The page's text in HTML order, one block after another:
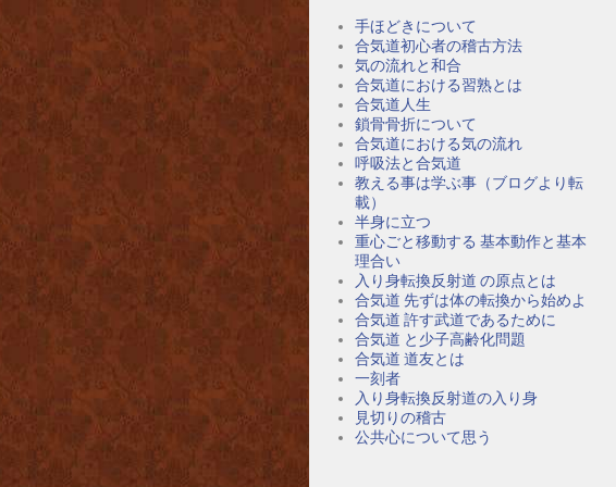
手ほどきについて
合気道初心者の稽古方法
気の流れと和合
合気道における習熟とは
合気道人生
鎖骨骨折について
合気道における気の流れ
呼吸法と合気道
教える事は学ぶ事（ブログより転
載）
半身に立つ
重心ごと移動する 基本動作と基本
理合い
入り身転換反射道 の原点とは
合気道 先ずは体の転換から始めよ
合気道 許す武道であるために
合気道 と少子高齢化問題
合気道 道友とは
一刻者
入り身転換反射道の入り身
見切りの稽古
公共心について思う